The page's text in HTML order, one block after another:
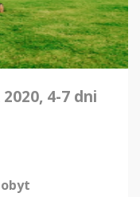
2020, 4-7 dni